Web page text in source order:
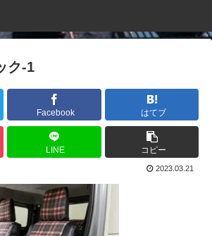
ク-1
Facebook はてブ
LINE コピー
2023.03.21